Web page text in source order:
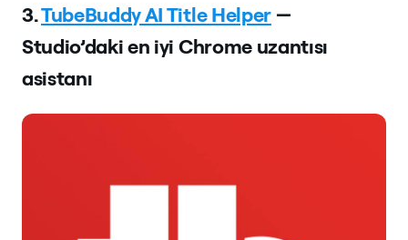
3.TubeBuddy AI Title Helper—
Studio’daki en iyi Chrome uzantısı
asistanı